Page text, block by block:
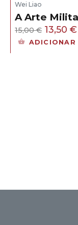
Wei Liao
A Arte
15,00€ O
preço
13,50€
ADICIONAR